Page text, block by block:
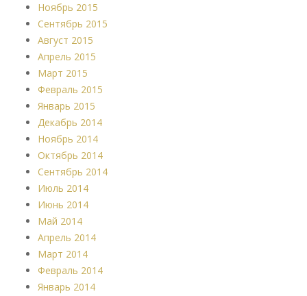
Ноябрь 2015
Сентябрь 2015
Август 2015
Апрель 2015
Март 2015
Февраль 2015
Январь 2015
Декабрь 2014
Ноябрь 2014
Октябрь 2014
Сентябрь 2014
Июль 2014
Июнь 2014
Май 2014
Апрель 2014
Март 2014
Февраль 2014
Январь 2014